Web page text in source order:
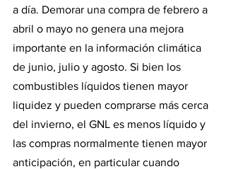
a día. Demorar una compra de febrero a
abril o mayo no genera una mejora
importante en la información climática
de junio, julio y agosto. Si bien los
combustibles líquidos tienen mayor
liquidez y pueden comprarse más cerca
del invierno, el GNL es menos líquido y
las compras normalmente tienen mayor
anticipación, en particular cuando